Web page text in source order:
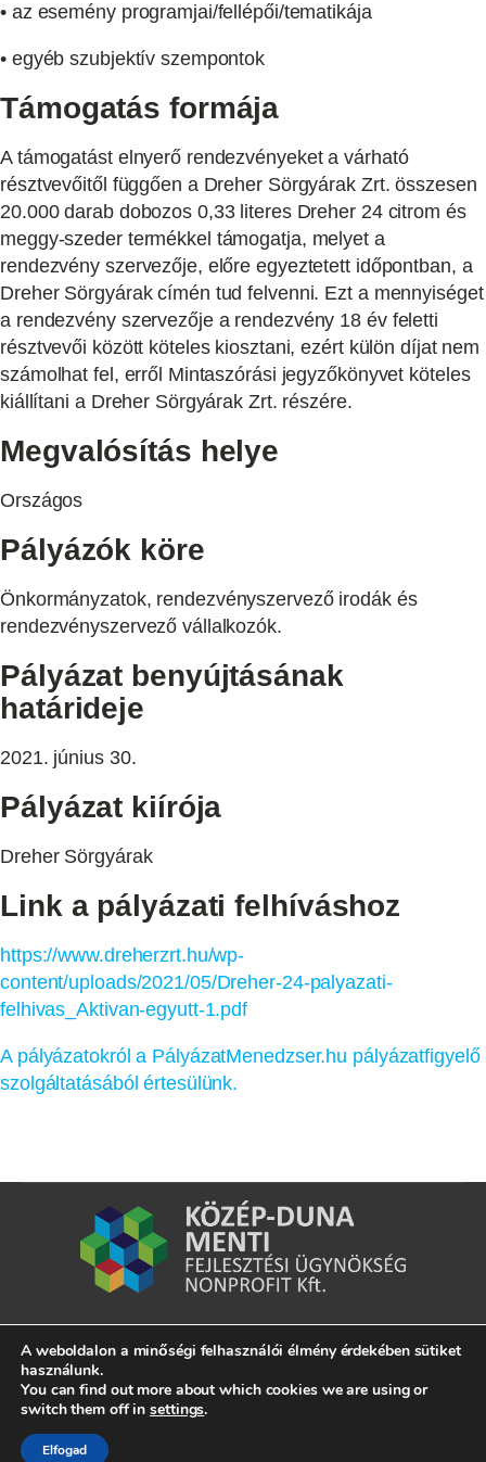
• az esemény programjai/fellépői/tematikája
• egyéb szubjektív szempontok
Támogatás formája
A támogatást elnyerő rendezvényeket a várható
résztvevőitől függően a Dreher Sörgyárak Zrt. összesen
20.000 darab dobozos 0,33 literes Dreher 24 citrom és
meggy-szeder termékkel támogatja, melyet a
rendezvény szervezője, előre egyeztetett időpontban, a
Dreher Sörgyárak címén tud felvenni. Ezt a mennyiséget
a rendezvény szervezője a rendezvény 18 év feletti
résztvevői között köteles kiosztani, ezért külön díjat nem
számolhat fel, erről Mintaszórási jegyzőkönyvet köteles
kiállítani a Dreher Sörgyárak Zrt. részére.
Megvalósítás helye
Országos
Pályázók köre
Önkormányzatok, rendezvényszervező irodák és
rendezvényszervező vállalkozók.
Pályázat benyújtásának
határideje
2021. június 30.
Pályázat kiírója
Dreher Sörgyárak
Link a pályázati felhíváshoz
https://www.dreherzrt.hu/wp-
content/uploads/2021/05/Dreher-24-palyazati-
felhivas_Aktivan-egyutt-1.pdf
A pályázatokról a PályázatMenedzser.hu pályázatfigyelő
szolgáltatásából értesülünk.
7020 Dunaföldvár, Kossuth Lajos u. 2.
A weboldalon a minőségi felhasználói élmény érdekében sütiket
használunk.
You can find out more about which cookies we are using or
switch them off insettings.
Elfogad